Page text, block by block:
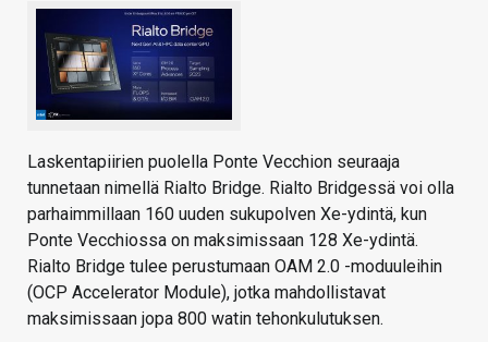
Laskentapiirien puolella Ponte Vecchion seuraaja
tunnetaan nimellä Rialto Bridge. Rialto Bridgessä voi olla
parhaimmillaan 160 uuden sukupolven Xe-ydintä, kun
Ponte Vecchiossa on maksimissaan 128 Xe-ydintä.
Rialto Bridge tulee perustumaan OAM 2.0 -moduuleihin
(OCP Accelerator Module), jotka mahdollistavat
maksimissaan jopa 800 watin tehonkulutuksen.